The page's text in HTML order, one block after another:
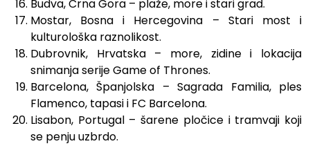
Budva, Crna Gora – plaže, more i stari grad.
Mostar, Bosna i Hercegovina – Stari most i
kulturološka raznolikost.
Dubrovnik, Hrvatska – more, zidine i lokacija
snimanja serije Game of Thrones.
Barcelona, Španjolska – Sagrada Familia, ples
Flamenco, tapasi i FC Barcelona.
Lisabon, Portugal – šarene pločice i tramvaji koji
se penju uzbrdo.